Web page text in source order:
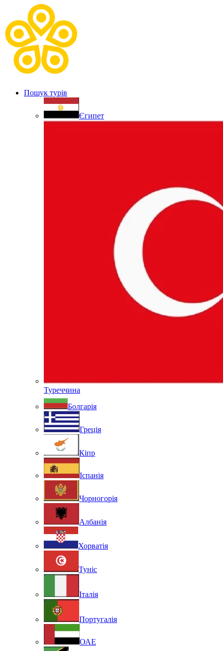
Пошук турів
Єгипет
Туреччина
Болгарія
Греція
Кіпр
Іспанія
Чорногорія
Албанія
Хорватія
Туніс
Італія
Португалія
ОАЕ